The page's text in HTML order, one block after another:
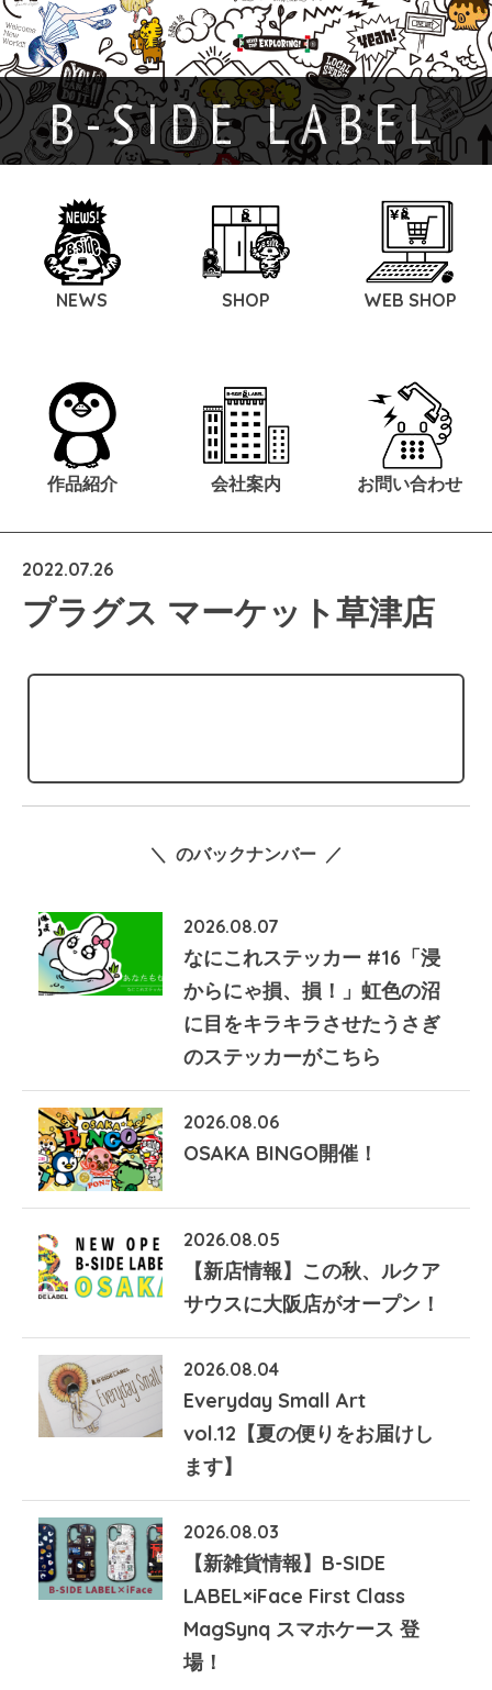
B-SIDE LABEL
NEWS SHOP WEB SHOP
作品紹介 会社案内 お問い合わせ
2022.07.26
プラグス マーケット草津店
＼ のバックナンバー ／
2026.08.07
なにこれステッカー #16「浸
からにゃ損、損！」虹色の沼
に目をキラキラさせたうさぎ
のステッカーがこちら
2026.08.06
OSAKA BINGO開催！
2026.08.05
【新店情報】この秋、ルクア
サウスに大阪店がオープン！
2026.08.04
Everyday Small Art
vol.12【夏の便りをお届けし
ます】
2026.08.03
【新雑貨情報】B-SIDE
LABEL×iFace First Class
MagSynq スマホケース 登
場！